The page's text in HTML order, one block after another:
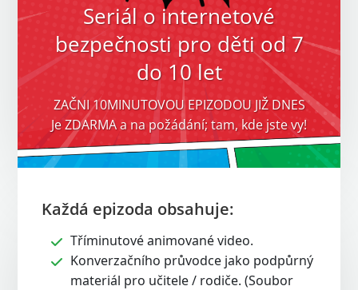
Seriál o internetové
bezpečnosti pro děti od 7
do 10 let
ZAČNI 10MINUTOVOU EPIZODOU JIŽ DNES
Je ZDARMA a na požádání; tam, kde jste vy!
Každá epizoda obsahuje:
Tříminutové animované video.
Konverzačního průvodce jako podpůrný
materiál pro učitele / rodiče. (Soubor